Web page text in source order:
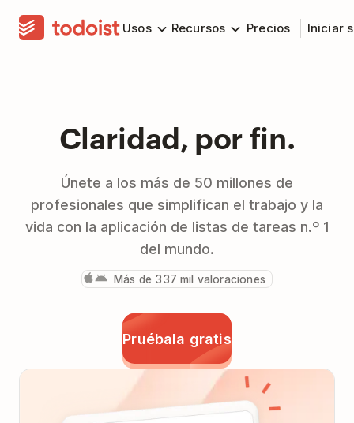
Usos Recursos Precios Iniciar
Claridad, por fin.
Únete a los más de 50 millones de
profesionales que simplifican el trabajo y la
vida con la aplicación de listas de tareas n.º 1
del mundo.
Más de 337 mil valoraciones
Pruébala gratis